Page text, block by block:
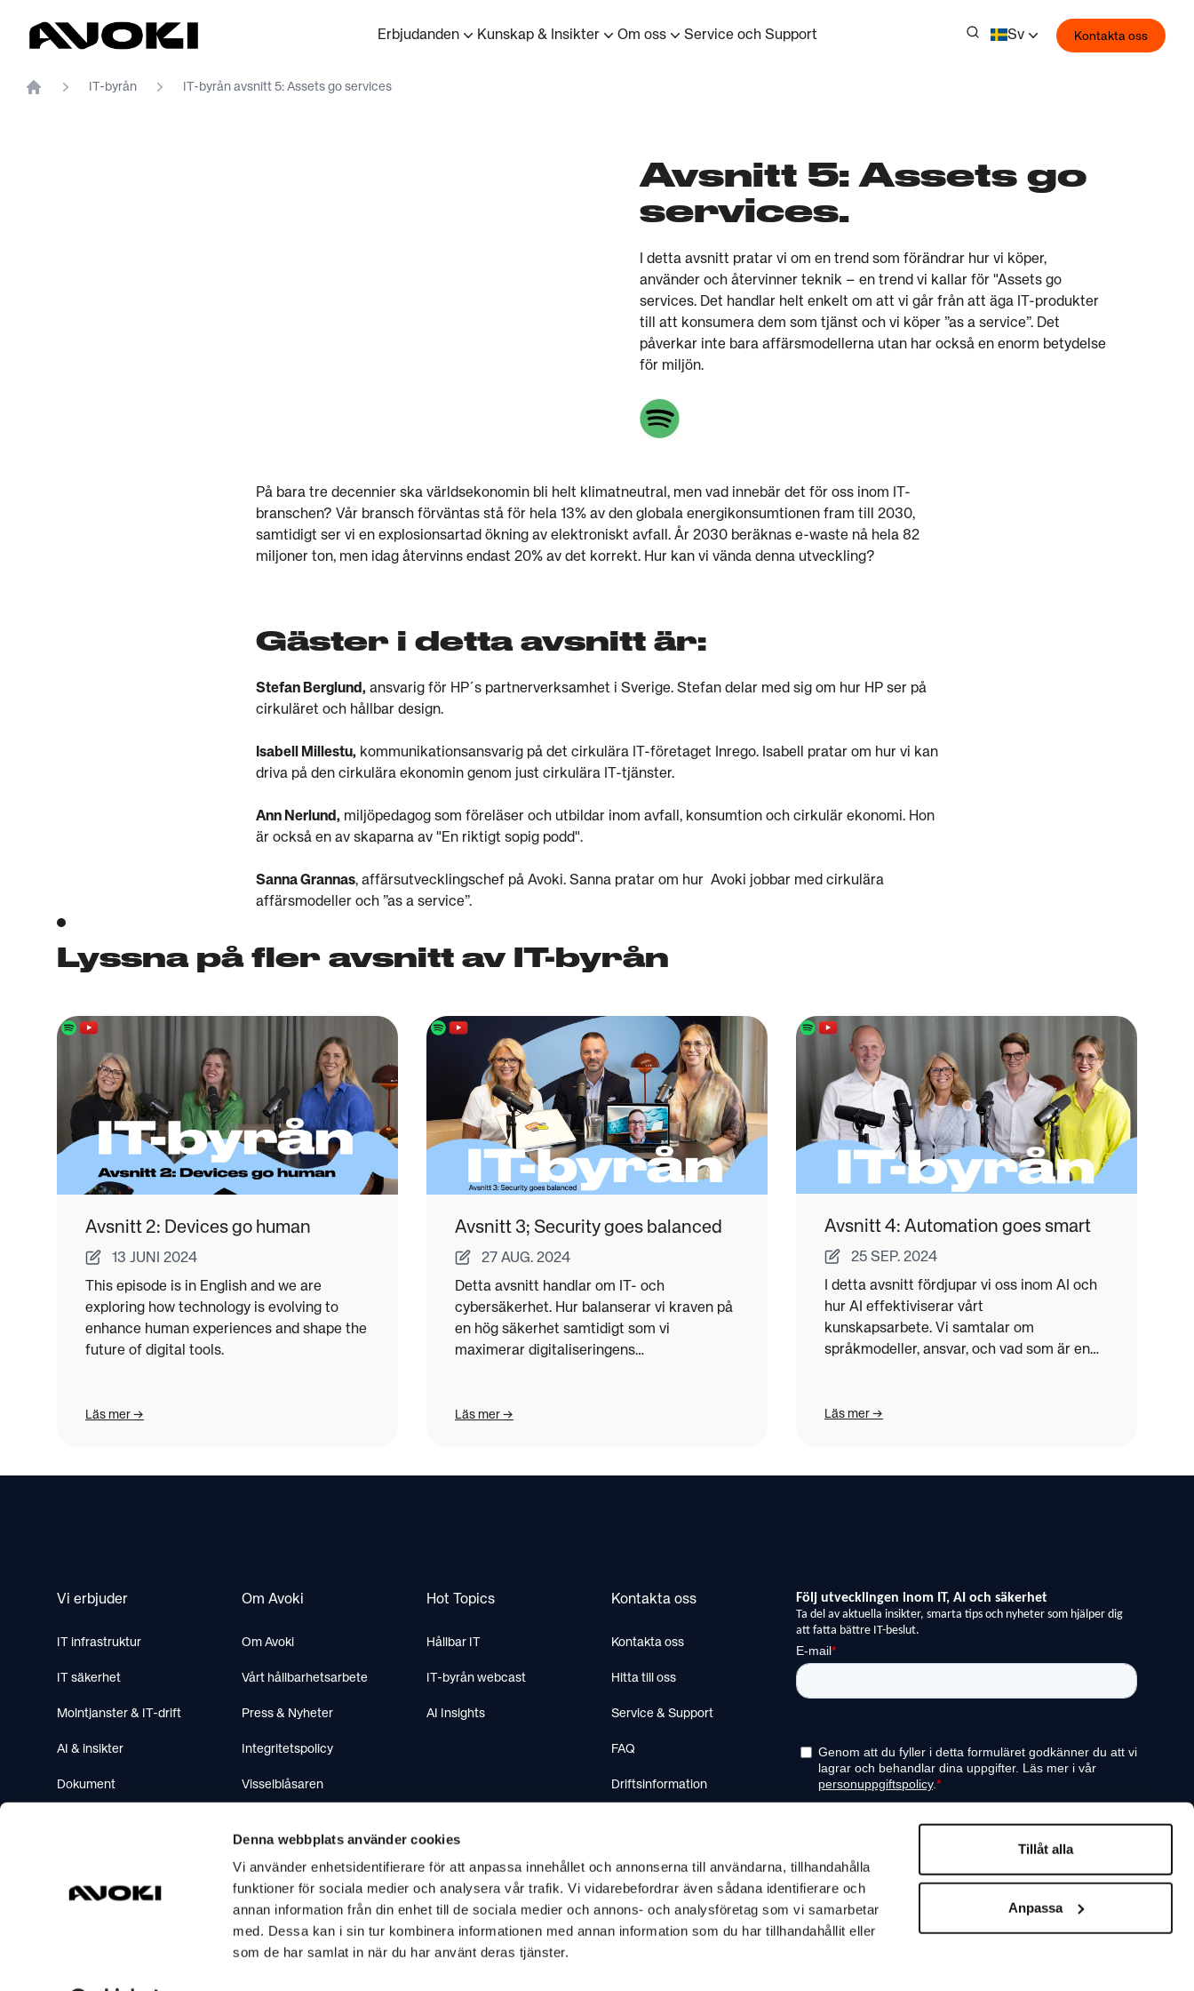
Denna webbplats använder cookies
Vi använder enhetsidentifierare för att anpassa innehållet och annonserna till användarna, tillhandahålla
funktioner för sociala medier och analysera vår trafik. Vi vidarebefordrar även sådana identifierare och
annan information från din enhet till de sociala medier och annons- och analysföretag som vi samarbetar
med. Dessa kan i sin tur kombinera informationen med annan information som du har tillhandahållit eller
som de har samlat in när du har använt deras tjänster.
Tillåt alla
Anpassa
Avoki Erbjudanden Kunskap & Insikter Om oss Service och Support Sv Kontakta oss
IT-byrån IT-byrån avsnitt 5: Assets go services
Avsnitt 5: Assets go
services.
I detta avsnitt pratar vi om en trend som förändrar hur vi köper,
använder och återvinner teknik – en trend vi kallar för "Assets go
services. Det handlar helt enkelt om att vi går från att äga IT-produkter
till att konsumera dem som tjänst och vi köper ”as a service”. Det
påverkar inte bara affärsmodellerna utan har också en enorm betydelse
för miljön.
På bara tre decennier ska världsekonomin bli helt klimatneutral, men vad innebär det för oss inom IT-
branschen? Vår bransch förväntas stå för hela 13% av den globala energikonsumtionen fram till 2030,
samtidigt ser vi en explosionsartad ökning av elektroniskt avfall. År 2030 beräknas e-waste nå hela 82
miljoner ton, men idag återvinns endast 20% av det korrekt. Hur kan vi vända denna utveckling?
Gäster i detta avsnitt är:
Stefan Berglund, ansvarig för HP´s partnerverksamhet i Sverige. Stefan delar med sig om hur HP ser på
cirkuläret och hållbar design.
Isabell Millestu, kommunikationsansvarig på det cirkulära IT-företaget Inrego. Isabell pratar om hur vi kan
driva på den cirkulära ekonomin genom just cirkulära IT-tjänster.
Ann Nerlund, miljöpedagog som föreläser och utbildar inom avfall, konsumtion och cirkulär ekonomi. Hon
är också en av skaparna av "En riktigt sopig podd".
Sanna Grannas, affärsutvecklingschef på Avoki. Sanna pratar om hur Avoki jobbar med cirkulära
affärsmodeller och ”as a service”.
Lyssna på fler avsnitt av IT-byrån
Avsnitt 2: Devices go human
13 JUNI 2024
This episode is in English and we are
exploring how technology is evolving to
enhance human experiences and shape the
future of digital tools.
Läs mer
Avsnitt 3; Security goes balanced
27 AUG. 2024
Detta avsnitt handlar om IT- och
cybersäkerhet. Hur balanserar vi kraven på
en hög säkerhet samtidigt som vi
maximerar digitaliseringens
Läs mer
Avsnitt 4: Automation goes smart
25 SEP. 2024
I detta avsnitt fördjupar vi oss inom AI och
hur AI effektiviserar vårt
kunskapsarbete. Vi samtalar om
språkmodeller, ansvar, och vad som är en
Läs mer
Vi erbjuder
IT infrastruktur
IT säkerhet
Molntjanster & IT-drift
AI & insikter
Dokument
Om Avoki
Om Avoki
Vårt hållbarhetsarbete
Press & Nyheter
Integritetspolicy
Visselblåsaren
Hot Topics
Hållbar IT
IT-byrån webcast
AI Insights
Kontakta oss
Kontakta oss
Hitta till oss
Service & Support
FAQ
Driftsinformation